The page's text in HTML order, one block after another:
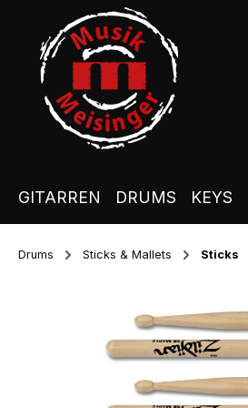
Hauptinhalt springen
Zur Suche springen
Zur Hauptnavigation springen
GITARREN DRUMS KEYS
Drums Sticks & Mallets Sticks
Bildergalerie überspringen